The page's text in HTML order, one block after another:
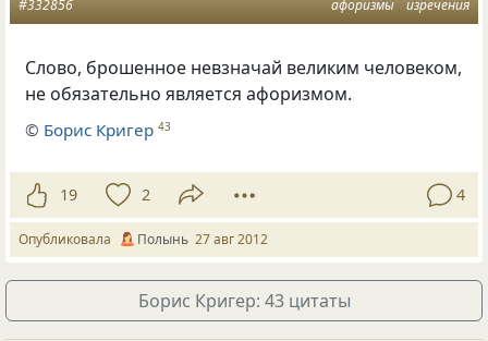
афоризмы изречения
#332856
Слово, брошенное невзначай великим человеком,
не обязательно является афоризмом.
© Борис Кригер 43
19 2 4
Опубликовала Полынь 27 авг 2012
Борис Кригер: 43 цитаты